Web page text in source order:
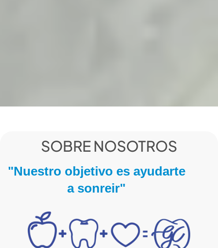
SOBRE NOSOTROS
"Nuestro objetivo es ayudarte
a sonreir"